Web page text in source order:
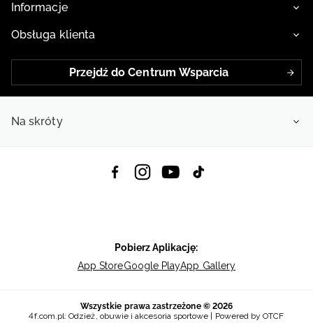
Informacje
Obsługa klienta
Przejdź do Centrum Wsparcia
Na skróty
Pobierz Aplikację:
App StoreGoogle PlayApp Gallery
Wszystkie prawa zastrzeżone © 2026
4f.com.pl: Odzież, obuwie i akcesoria sportowe | Powered by OTCF